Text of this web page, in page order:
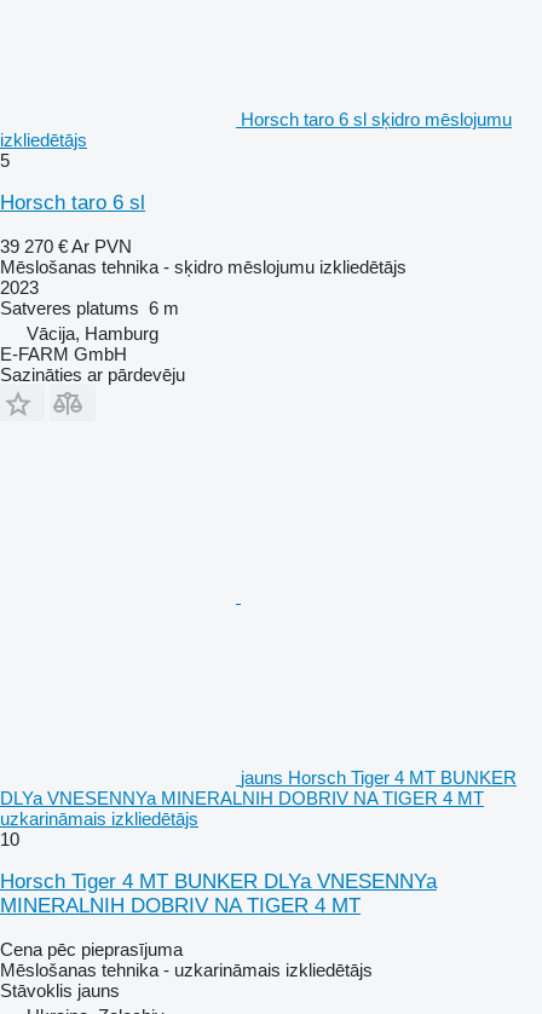
Horsch taro 6 sl sķidro mēslojumu
izkliedētājs
5
Horsch taro 6 sl
39 270 €Ar PVN
Mēslošanas tehnika - sķidro mēslojumu izkliedētājs
2023
Satveres platums 6 m
Vācija, Hamburg
E-FARM GmbH
Sazināties ar pārdevēju
jauns Horsch Tiger 4 MT BUNKER
DLYa VNESENNYa MINERALNIH DOBRIV NA TIGER 4 MT
uzkarināmais izkliedētājs
10
Horsch Tiger 4 MT BUNKER DLYa VNESENNYa
MINERALNIH DOBRIV NA TIGER 4 MT
Cena pēc pieprasījuma
Mēslošanas tehnika - uzkarināmais izkliedētājs
Stāvoklis jauns